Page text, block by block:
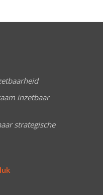
inzetbaar
strategische